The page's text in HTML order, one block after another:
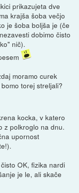
prikazujeta dve
krajša šoba večjo
je šoba boljša je (če
dobimo čisto
nič).
moramo curek
torej streljali?
kocka, v katero
z polkroglo na dnu.
upornost
OK, fizika nardi
je le, ali skače